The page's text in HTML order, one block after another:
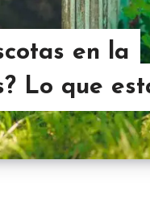
en la
Lo que